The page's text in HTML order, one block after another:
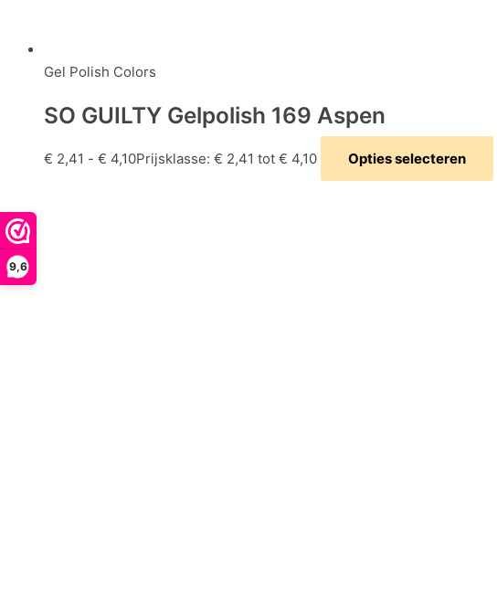
9,6
Gel Polish Colors
SO GUILTY Gelpolish 169 Aspen
€ 2,41 - € 4,10Prijsklasse: € 2,41 tot € 4,10 Opties selecteren